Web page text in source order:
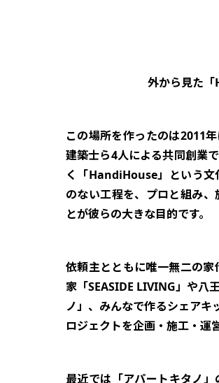
外から見た「
この場所を作ったのは2011
建築士ら4人による共同創業
く「HandiHouse」という文
のない工程を、プロと組み
とが彼らの大きな目的です。
依頼主とともに唯一無二の
家「SEASIDE LIVING」や八
ノ」、みんなで作るシェアキ
ロジェクトを企画・施工・運
最近では「アパートキタノ」